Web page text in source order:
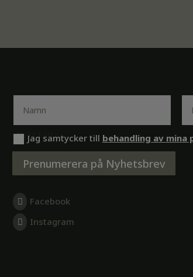
Nytt fält
Jag samtycker till behandling av
Prenumerera på Nyhetsbrev
Facebook
Instagram